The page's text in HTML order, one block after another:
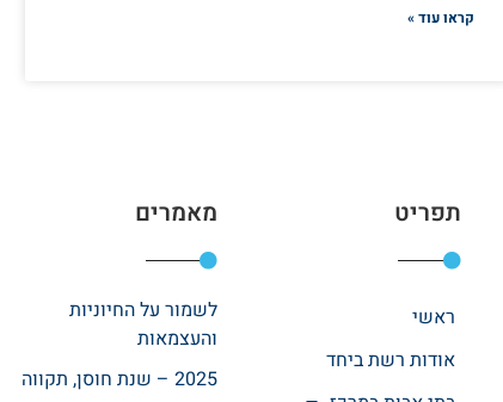
קראו עוד »
תפריט
ראשי
אודות רשת ביחד
מאמרים
לשמור על החיוניות
והעצמאות
2025 – שנת חוסן, תקווה